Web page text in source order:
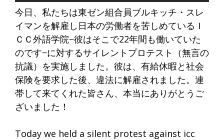
今日、私たちは東ゼン組合員ブルキッチ・スレ
イマンを解雇し日本の労働者を苦しめているＩ
ＣＣ外語学院−彼はそこで22年間も働いていた
のです−に対するサイレントプロテスト（無言の
抗議）を実施しました。彼は、有給休暇と社会
保険を要求した後、違法に解雇されました。連
帯して来てくれた皆さん、本当にありがとうご
ざいました！
Today we held a silent protest against icc